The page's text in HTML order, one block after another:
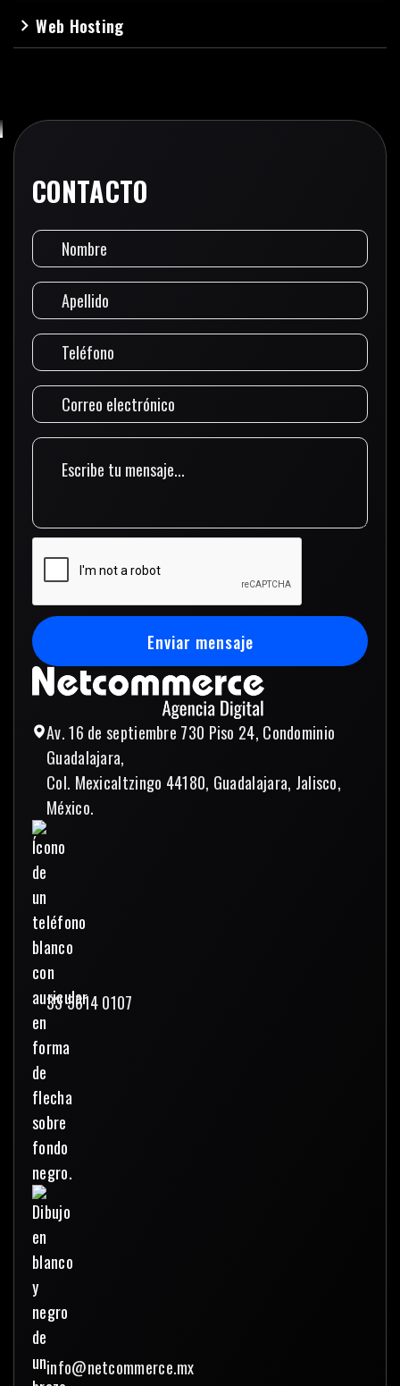
navigate_nextWeb Hosting
Av. 16 de septiembre 730 Piso 24, Condominio
Guadalajara,
Col. Mexicaltzingo 44180, Guadalajara, Jalisco,
México.
33 3614 0107
info@netcommerce.mx
CONTACTO
Enviar mensaje
Enviar mensaje